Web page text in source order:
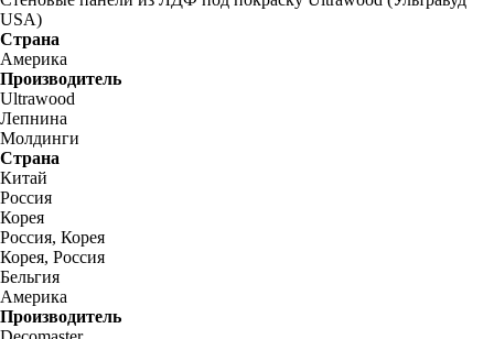
USA)
Страна
Америка
Производитель
Ultrawood
Лепнина
Молдинги
Страна
Китай
Россия
Корея
Россия, Корея
Корея, Россия
Бельгия
Америка
Производитель